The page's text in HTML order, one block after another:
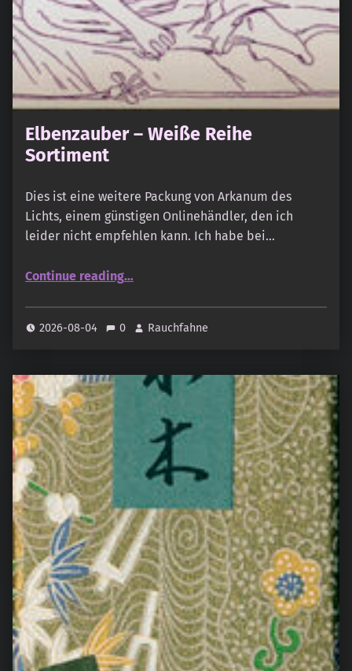
Elbenzauber – Weiße Reihe
Sortiment
Dies ist eine weitere Packung von Arkanum des
Lichts, einem günstigen Onlinehändler, den ich
leider nicht empfehlen kann. Ich habe bei…
Continue reading…
2026-08-04 0 Rauchfahne